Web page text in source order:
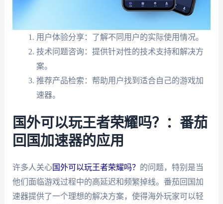
用户体验分享：了解不同用户的实际使用情况。
技术问题咨询：提供针对性的技术支持和解决方
案。
推荐产品检索：帮助用户找到适合自己的游戏加
速器。
国外可以玩王者荣耀吗？：番茄
回国加速器的应用
许多人关心国外可以玩王者荣耀吗？ 的问题，特别是当
他们面临游戏过程中的高延迟和频繁掉线。番茄回国加
速器提供了一个理想的解决方案，使得海外玩家可以轻